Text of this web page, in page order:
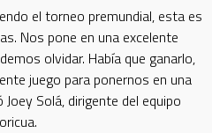
el torneo premundial, esta es
Nos pone en una excelente
olvidar. Había que ganarlo,
juego para ponernos en una
Joey Solá, dirigente del equipo